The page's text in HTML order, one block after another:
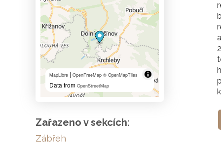
MapLibre | OpenFreeMap © OpenMapTiles
Data from OpenStreetMap
Zařazeno v sekcích:
Zábřeh